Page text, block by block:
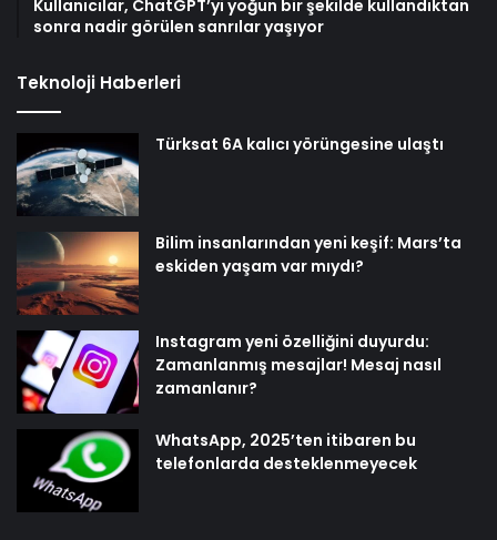
Kullanıcılar, ChatGPT’yi yoğun bir şekilde kullandıktan
sonra nadir görülen sanrılar yaşıyor
Teknoloji Haberleri
Türksat 6A kalıcı yörüngesine ulaştı
Bilim insanlarından yeni keşif: Mars’ta
eskiden yaşam var mıydı?
Instagram yeni özelliğini duyurdu:
Zamanlanmış mesajlar! Mesaj nasıl
zamanlanır?
WhatsApp, 2025’ten itibaren bu
telefonlarda desteklenmeyecek